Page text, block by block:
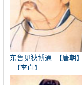
东鲁见狄博通_【唐朝】
_【李白】